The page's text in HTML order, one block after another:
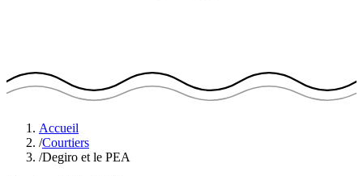
Accueil
/Courtiers
/Degiro et le PEA